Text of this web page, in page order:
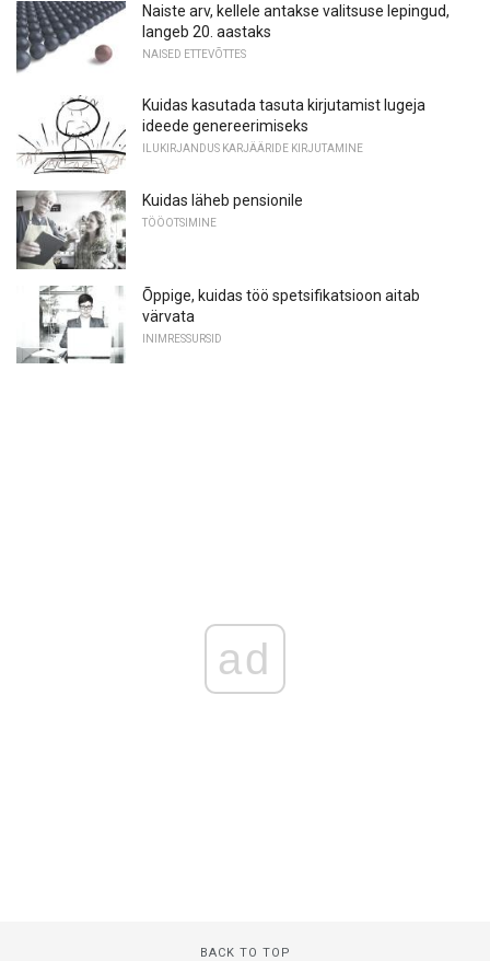
Naiste arv, kellele antakse valitsuse lepingud,
langeb 20. aastaks
NAISED ETTEVÕTTES
Kuidas kasutada tasuta kirjutamist lugeja
ideede genereerimiseks
ILUKIRJANDUS KARJÄÄRIDE KIRJUTAMINE
Kuidas läheb pensionile
TÖÖOTSIMINE
Õppige, kuidas töö spetsifikatsioon aitab
värvata
INIMRESSURSID
ad
BACK TO TOP